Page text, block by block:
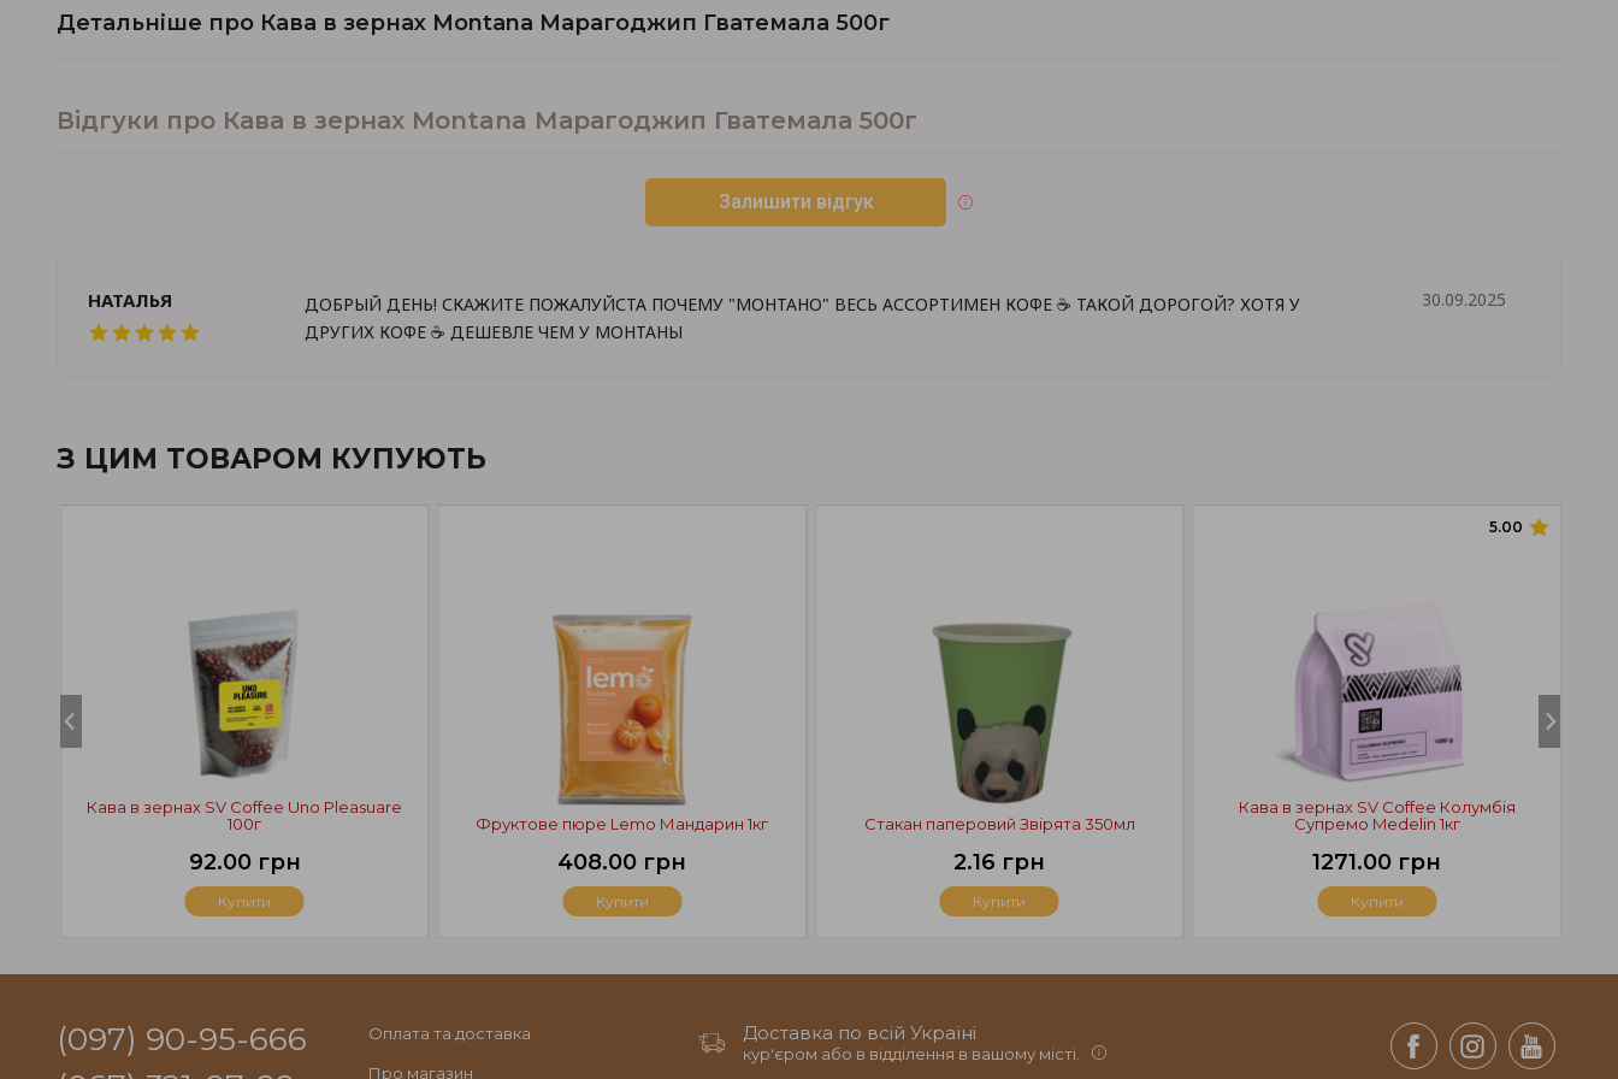
Детальніше про Кава в зернах Montana Марагоджип Гватемала 500г
Відгуки про Кава в зернах Montana Марагоджип Гватемала 500г
Залишити відгук
НАТАЛЬЯ
ДОБРЫЙ ДЕНЬ! СКАЖИТЕ ПОЖАЛУЙСТА ПОЧЕМУ "МОНТАНО" ВЕСЬ АССОРТИМЕН КОФЕ ☕️ ТАКОЙ ДОРОГОЙ? ХОТЯ У
ДРУГИХ КОФЕ ☕️ ДЕШЕВЛЕ ЧЕМ У МОНТАНЫ
30.09.2025
З ЦИМ ТОВАРОМ КУПУЮТЬ
5.00
Кава в зернах SV Coffee Колумбія
Супремо Medelin 1кг
1271.00 грн
Купити
Кава в зернах SV Coffee Uno Pleasuare
100г
92.00 грн
Купити
Фруктове пюре Lemo Мандарин 1кг
408.00 грн
Купити
Стакан паперовий Звірята 350мл
2.16 грн
Купити
(097) 90-95-666
Оплата та доставка
Про магазин
Доставка по всій Україні
кур'єром або в відділення в вашому місті.